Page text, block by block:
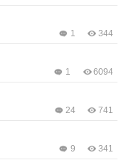
344
1
6094
1
741
24
341
9